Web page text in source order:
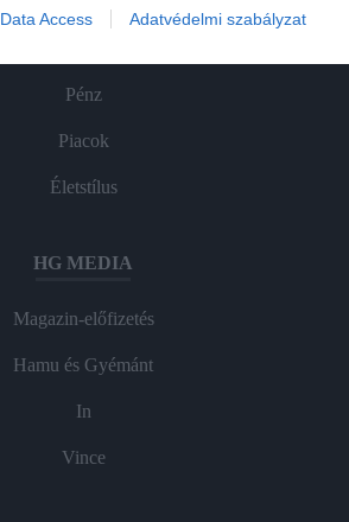
Data Access Adatvédelmi szabályzat
Pénz
Piacok
Életstílus
HG MEDIA
Magazin-előfizetés
Hamu és Gyémánt
In
Vince